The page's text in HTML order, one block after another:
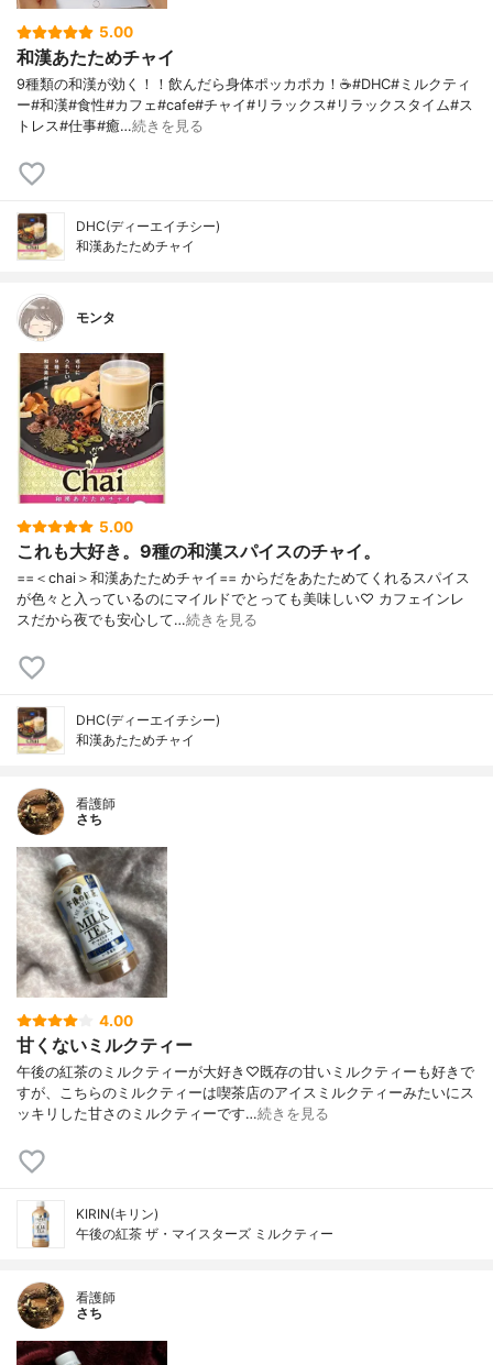
5.00
和漢あたためチャイ
9種類の和漢が効く！！飲んだら身体ポッカポカ！☕️#DHC#ミルクティ
ー#和漢#食性#カフェ#cafe#チャイ#リラックス#リラックスタイム#ス
トレス#仕事#癒…続きを見る
DHC(ディーエイチシー)
和漢あたためチャイ
モンタ
5.00
これも大好き。9種の和漢スパイスのチャイ。
==＜chai＞和漢あたためチャイ== からだをあたためてくれるスパイス
が色々と入っているのにマイルドでとっても美味しい♡ カフェインレ
スだから夜でも安心して…続きを見る
DHC(ディーエイチシー)
和漢あたためチャイ
看護師
さち
4.00
甘くないミルクティー
午後の紅茶のミルクティーが大好き♡既存の甘いミルクティーも好きで
すが、こちらのミルクティーは喫茶店のアイスミルクティーみたいにス
ッキリした甘さのミルクティーです…続きを見る
KIRIN(キリン)
午後の紅茶 ザ・マイスターズ ミルクティー
看護師
さち